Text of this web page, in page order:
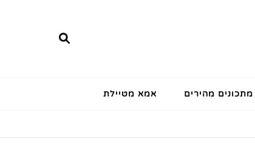
מתכונים מהירים אמא מטיילת